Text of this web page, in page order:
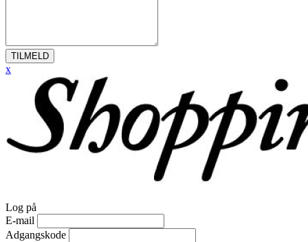
TILMELD
x
Log på
E-mail
Adgangskode